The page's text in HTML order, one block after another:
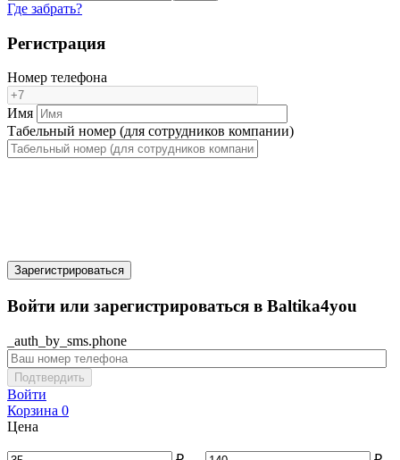
Где забрать?
Регистрация
Номер телефона
Имя
Табельный номер (для сотрудников компании)
Зарегистрироваться
Войти или зарегистрироваться в Baltika4you
_auth_by_sms.phone
Подтвердить
Войти
Корзина 0
Цена